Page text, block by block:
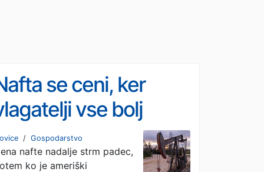
se ceni, ker
vse bolj
v napredek
z Iranom
/ Gospodarstvo
nafte nadalje strm padec,
ko je ameriški